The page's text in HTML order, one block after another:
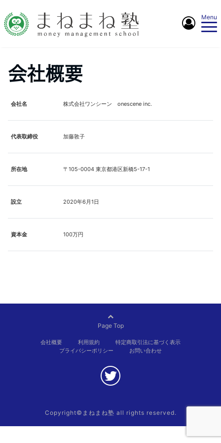
Menu
会社概要
会社名 株式会社ワンシーン onescene inc.
代表取締役 加藤敦子
所在地 〒105-0004 東京都港区新橋5-17-1
設立 2020年6月1日
資本金 100万円
Page Top
会社概要 利用規約
特定商取引法に基づく表示
プライバシーポリシー
お問い合わせ
Copyright©まねまね塾 all rights reserved.